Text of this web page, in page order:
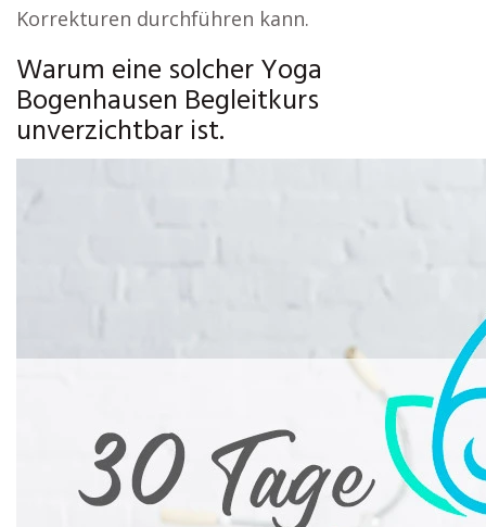
Korrekturen durchführen kann.
Warum eine solcher Yoga
Bogenhausen Begleitkurs
unverzichtbar ist.